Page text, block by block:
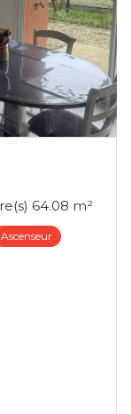
Appartement 3 pièce(s) 2 chambre(s) 64.08 m²
Ascenseur